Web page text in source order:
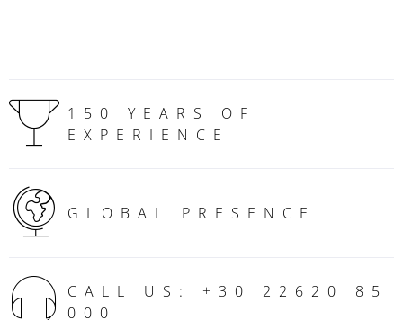
150 YEARS OF
EXPERIENCE
GLOBAL PRESENCE
CALL US: +30 22620 85
000